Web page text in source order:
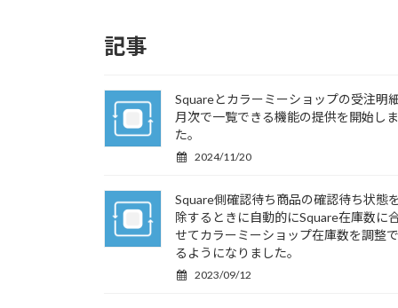
記事
Squareとカラーミーショップの受注明
月次で一覧できる機能の提供を開始し
た。
2024/11/20
Square側確認待ち商品の確認待ち状態
除するときに自動的にSquare在庫数に
せてカラーミーショップ在庫数を調整
るようになりました。
2023/09/12